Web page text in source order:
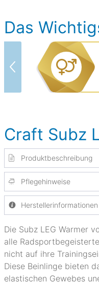
Das
Craft Subz
Produktbeschreibung
Pflegehinweise
Herstellerinformationen
Die Subz LEG Warmer
alle
nicht auf ihre
Diese Beinlinge bieten
elastischen Gewebes